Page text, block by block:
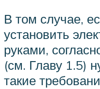
В том случае,
установить
руками,
(см. Главу 1.5)
такие